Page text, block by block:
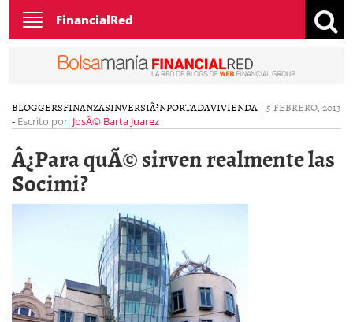
Toggle
navigation
FinancialRed
BLOGGERSFINANZASINVERSIÃ³NPORTADAVIVIENDA | 5 FEBRERO, 2013
- Escrito por: JosÃ© Barta Juarez
Â¿Para quÃ© sirven realmente las
Socimi?